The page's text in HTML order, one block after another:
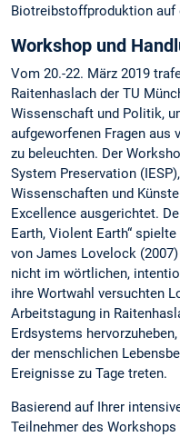
Biotreibstoffproduktion auf
Workshop und
Vom 20.-22. März 2019
Raitenhaslach der TU
Wissenschaft und Politik,
aufgeworfenen Fragen aus
zu beleuchten. Der
System Preservation
Wissenschaften und
Excellence ausgerichtet.
Earth, Violent Earth“ spielte
von James Lovelock (2007)
nicht im wörtlichen,
ihre Wortwahl versuchten
Arbeitstagung in
Erdsystems
der menschlichen
Ereignisse zu Tage treten.
Basierend auf Ihrer
Teilnehmer des